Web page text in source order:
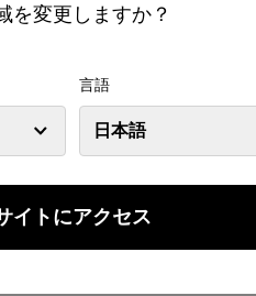
を変更しますか？
言語
日本語
イトにアクセス